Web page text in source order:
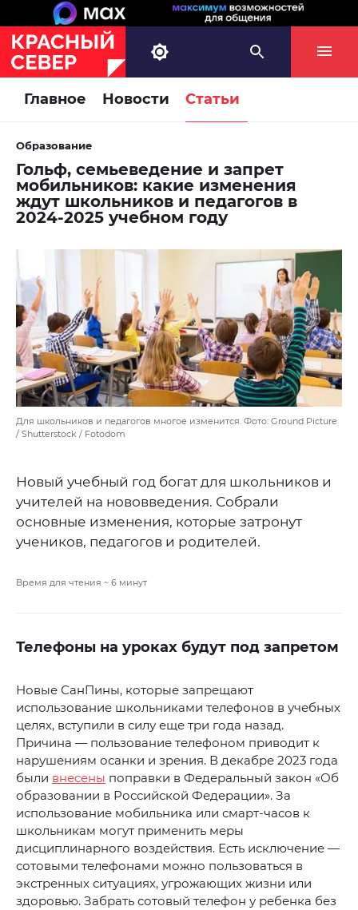
Главное Новости Статьи
Образование
Гольф, семьеведение и запрет
мобильников: какие изменения
ждут школьников и педагогов в
2024-2025 учебном году
Для школьников и педагогов многое изменится. Фото: Ground Picture
/ Shutterstock / Fotodom
Новый учебный год богат для школьников и
учителей на нововведения. Собрали
основные изменения, которые затронут
учеников, педагогов и родителей.
Время для чтения ~ 6 минут
Телефоны на уроках будут под запретом
Новые СанПины, которые запрещают
использование школьниками телефонов в учебных
целях, вступили в силу еще три года назад.
Причина — пользование телефоном приводит к
нарушениям осанки и зрения. В декабре 2023 года
были внесены поправки в Федеральный закон «Об
образовании в Российской Федерации». За
использование мобильника или смарт-часов к
школьникам могут применить меры
дисциплинарного воздействия. Есть исключение —
сотовыми телефонами можно пользоваться в
экстренных ситуациях, угрожающих жизни или
здоровью. Забрать сотовый телефон у ребенка без